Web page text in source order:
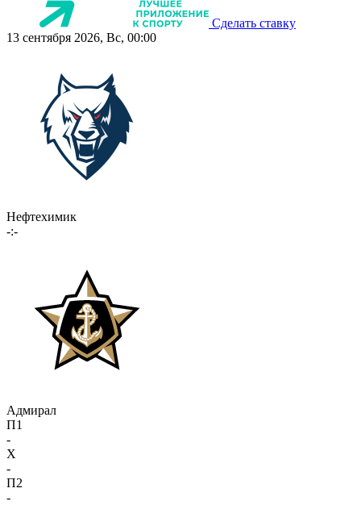
Сделать ставку
13 сентября 2026, Вс, 00:00
Нефтехимик
-:-
Адмирал
П1
-
X
-
П2
-